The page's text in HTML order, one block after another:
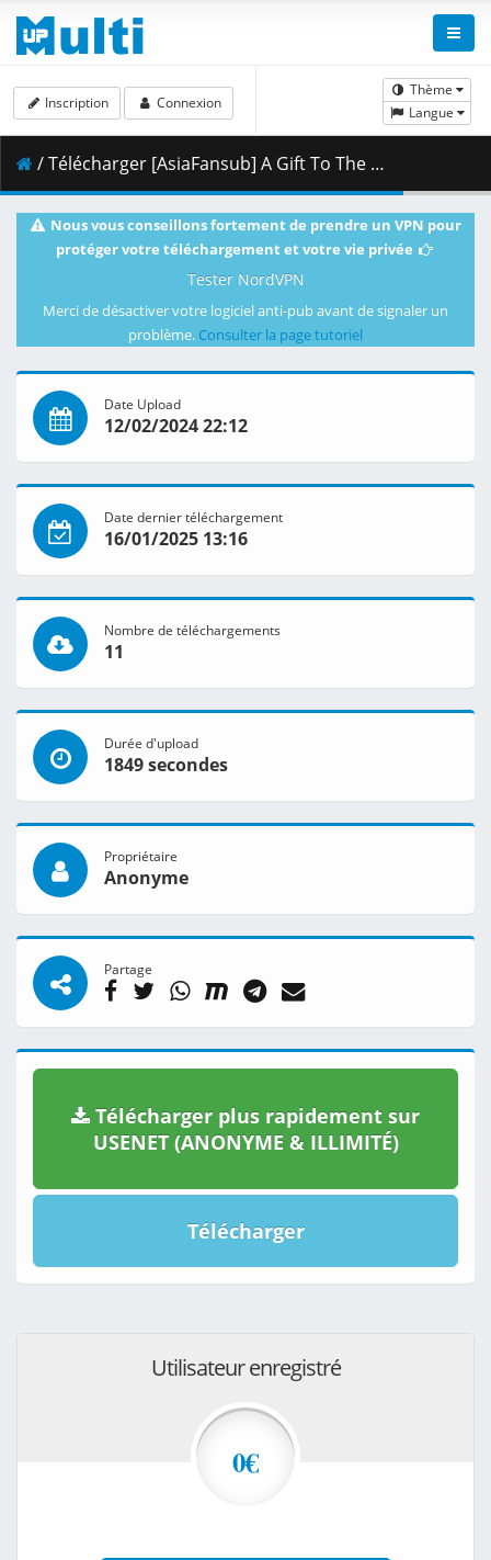
Thème
Langue
Inscription Connexion
/ Télécharger [AsiaFansub] A Gift To The People You Hate 07 vostfr.mp4 ( 1.36 GB )
Nous vous conseillons fortement de prendre un VPN pour
protéger votre téléchargement et votre vie privée
Tester NordVPN
Merci de désactiver votre logiciel anti-pub avant de signaler un
problème. Consulter la page tutoriel
Date Upload
12/02/2024 22:12
Date dernier téléchargement
16/01/2025 13:16
Nombre de téléchargements
11
Durée d'upload
1849 secondes
Propriétaire
Anonyme
Partage
Télécharger plus rapidement sur
USENET (ANONYME & ILLIMITÉ)
Télécharger
Utilisateur enregistré
0€